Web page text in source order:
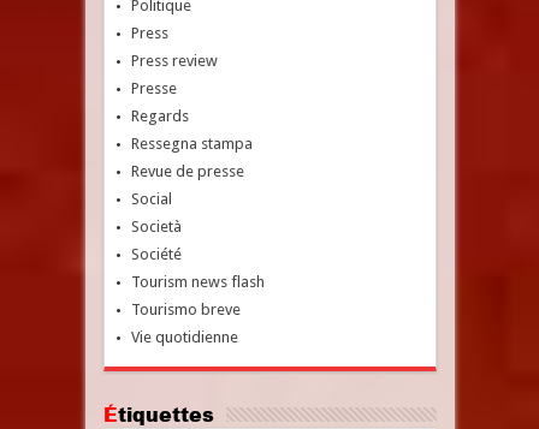
Politique
Press
Press review
Presse
Regards
Ressegna stampa
Revue de presse
Social
Società
Société
Tourism news flash
Tourismo breve
Vie quotidienne
Étiquettes